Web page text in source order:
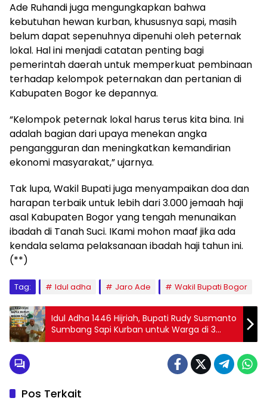
Ade Ruhandi juga mengungkapkan bahwa
kebutuhan hewan kurban, khususnya sapi, masih
belum dapat sepenuhnya dipenuhi oleh peternak
lokal. Hal ini menjadi catatan penting bagi
pemerintah daerah untuk memperkuat pembinaan
terhadap kelompok peternakan dan pertanian di
Kabupaten Bogor ke depannya.
“Kelompok peternak lokal harus terus kita bina. Ini
adalah bagian dari upaya menekan angka
pengangguran dan meningkatkan kemandirian
ekonomi masyarakat,” ujarnya.
Tak lupa, Wakil Bupati juga menyampaikan doa dan
harapan terbaik untuk lebih dari 3.000 jemaah haji
asal Kabupaten Bogor yang tengah menunaikan
ibadah di Tanah Suci. IKami mohon maaf jika ada
kendala selama pelaksanaan ibadah haji tahun ini.
(**)
Tag: Idul adha Jaro Ade Wakil Bupati Bogor
Idul Adha 1446 Hijriah, Bupati Rudy Susmanto
Sumbang Sapi Kurban untuk Warga di 3
Kecamatan Ini
Pos Terkait